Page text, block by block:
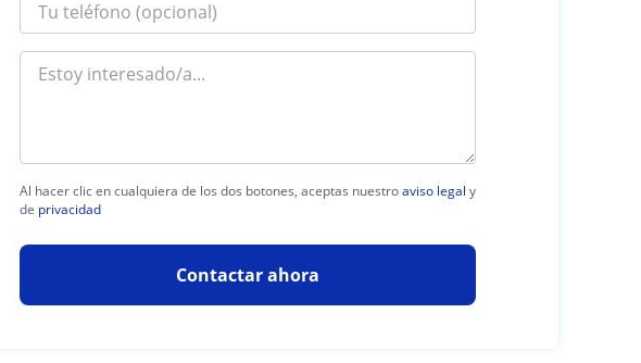
Al hacer clic en cualquiera de los dos botones, aceptas nuestroaviso legal y
de privacidad
Contactar ahora